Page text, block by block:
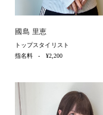
國島 里恵
トップスタイリスト
指名料
¥2,200